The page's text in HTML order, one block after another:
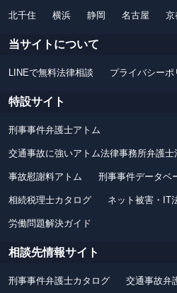
北千住 横浜 静岡 名古屋 京
当サイトについて
LINEで無料法律相談 プライバシーポ
特設サイト
刑事事件弁護士アトム
交通事故に強いアトム法律事務所弁護士
事故慰謝料アトム 刑事事件データベ
相続税理士カタログ ネット被害・IT
労働問題解決ガイド
相談先情報サイト
刑事事件弁護士カタログ 交通事故弁